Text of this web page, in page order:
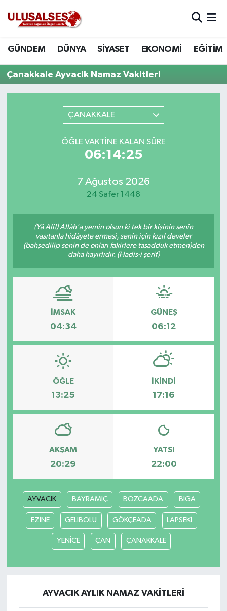
GÜNDEM DÜNYA SİYASET EKONOMİ EĞİTİM
Çanakkale Ayvacik Namaz Vakitleri
ÇANAKKALE
ÖĞLE VAKTINE KALAN SÜRE
06:14:25
7 Ağustos 2026
24 Safer 1448
(Yâ Ali!) Allâh'a yemin olsun ki tek bir kişinin senin
vasıtanla hidâyete ermesi, senin için kızıl develer
(bahşedilip senin de onları fakirlere tasadduk etmen)den
daha hayırlıdır. (Hadis-i şerif)
İMSAK
04:34
GÜNEŞ
06:12
ÖĞLE
13:25
İKINDI
17:16
AKŞAM
20:29
YATSI
22:00
AYVACIK BAYRAMİÇ BOZCAADA BİGA
EZİNE GELİBOLU GÖKÇEADA LAPSEKİ
YENİCE ÇAN ÇANAKKALE
AYVACIK AYLIK NAMAZ VAKITLERI
DÜNYA
EKONOMİ
Trafik Durumu
Tüm Manşetler
Son Dakika Haberleri